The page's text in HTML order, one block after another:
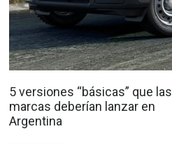
5 versiones “básicas” que las
marcas deberían lanzar en
Argentina